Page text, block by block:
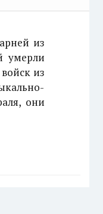
из
умерли
из
они